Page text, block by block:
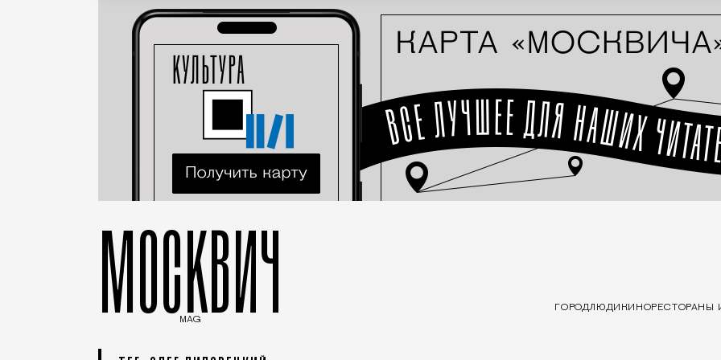
МОСКВИЧ
MAG
ГОРОДЛЮДИ КИНОРЕСТОРАНЫ